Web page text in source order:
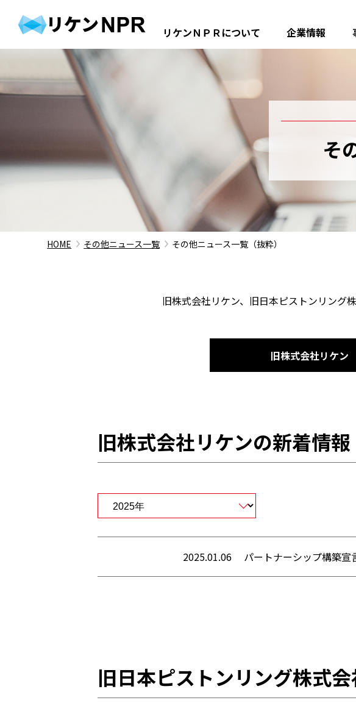
リケンＮＰＲについて 企業情報
企業情報
グループ
事業紹介
金属射出成
IR情報
免責事項
そ
HOME その他ニュース一覧 その他ニュース一覧（抜粋）
旧株式会社リケン、旧日本ピストンリング
旧株式会社リケン
旧株式会社リケンの新着情報
2025.01.06 パートナーシップ構築宣
旧日本ピストンリング株式会